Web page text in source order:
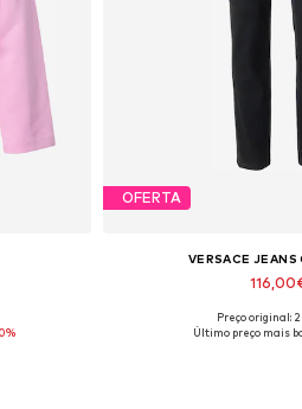
OFERTA
VERSACE JEANS
Tamanhos
Preço original:
Último preço mais